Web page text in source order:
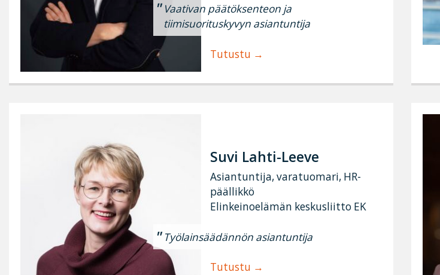
Vaativan päätöksenteon ja
tiimisuorituskyvyn asiantuntija
Tutustu
Suvi Lahti-Leeve
Asiantuntija, varatuomari, HR-
päällikkö
Elinkeinoelämän keskusliitto EK
Työlainsäädännön asiantuntija
Tutustu